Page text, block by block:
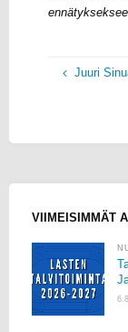
Juuri
VIIMEISIMMÄT